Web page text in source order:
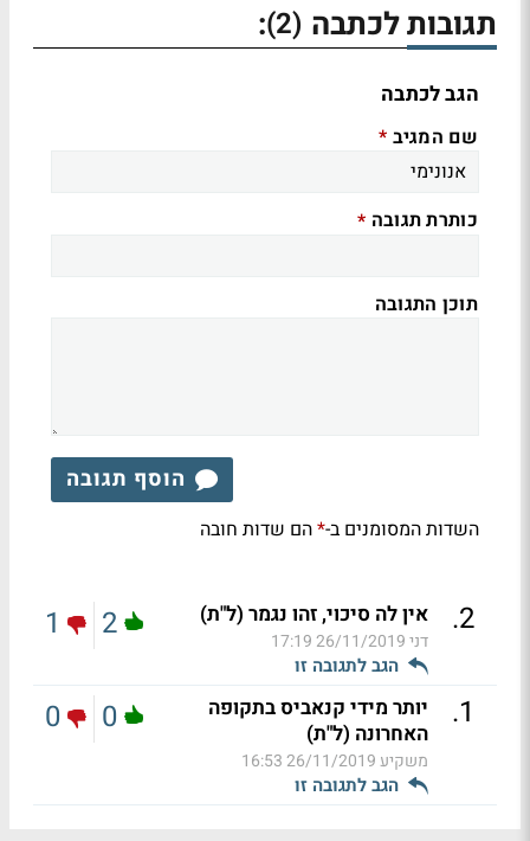
תגובות לכתבה (2)
:
הגב לכתבה
שם המגיב *
כותרת תגובה *
תוכן התגובה
הוסף תגובה
השדות המסומנים ב-*הם שדות חובה
2
. אין לה סיכוי, זהו נגמר (ל"ת)
דני26/11/2019 17:19
הגב לתגובה זו
2
1
1
.
יותר מידי קנאביס בתקופה
האחרונה (ל"ת)
משקיע26/11/2019 16:53
הגב לתגובה זו
0
0